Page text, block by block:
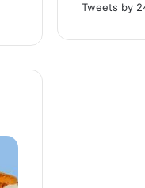
Tweets by